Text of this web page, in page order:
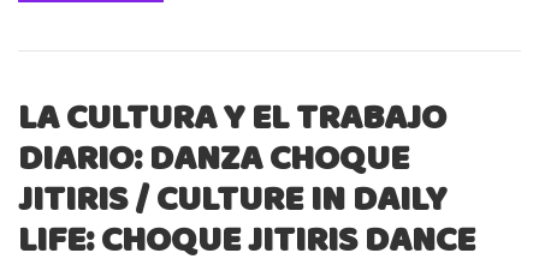
LA CULTURA Y EL TRABAJO
DIARIO: DANZA CHOQUE
JITIRIS / CULTURE IN DAILY
LIFE: CHOQUE JITIRIS DANCE